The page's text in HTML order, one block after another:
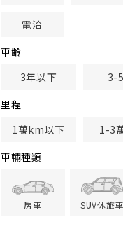
電洽
車齢
3年以下
3-
里程
1萬km以下
1-3
車輛種類
房車 SUV休旅車